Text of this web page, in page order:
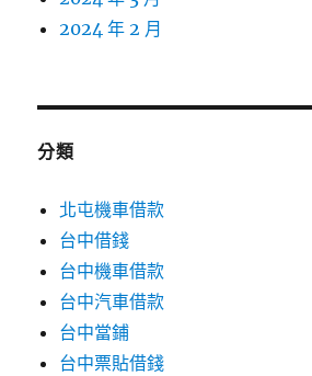
2024 年 2 月
分類
北屯機車借款
台中借錢
台中機車借款
台中汽車借款
台中當鋪
台中票貼借錢